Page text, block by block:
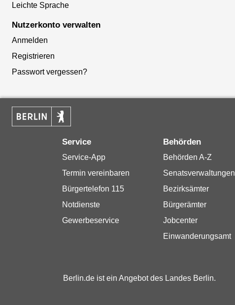
Leichte Sprache
Nutzerkonto verwalten
Anmelden
Registrieren
Passwort vergessen?
Service
Service-App
Termin vereinbaren
Bürgertelefon 115
Notdienste
Gewerbeservice
Behörden
Behörden A-Z
Senatsverwaltungen
Bezirksämter
Bürgerämter
Jobcenter
Einwanderungsamt
Berlin.de ist ein Angebot des Landes Berlin.